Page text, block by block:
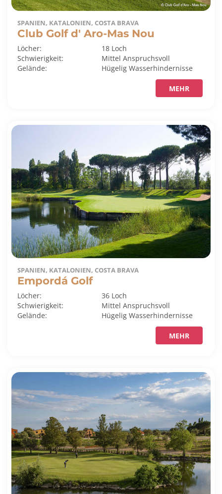
SPANIEN, KATALONIEN, COSTA BRAVA
Club Golf d' Aro-Mas Nou
Löcher:
18 Loch
Schwierigkeit:
MittelAnspruchsvoll
Gelände:
HügeligWasserhindernisse
MEHR
SPANIEN, KATALONIEN, COSTA BRAVA
Empordá Golf
Löcher:
36 Loch
Schwierigkeit:
MittelAnspruchsvoll
Gelände:
HügeligWasserhindernisse
MEHR